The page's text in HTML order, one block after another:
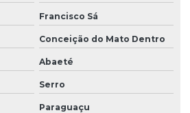
Francisco Sá
Conceição do Mato Dentro
Abaeté
Serro
Paraguaçu